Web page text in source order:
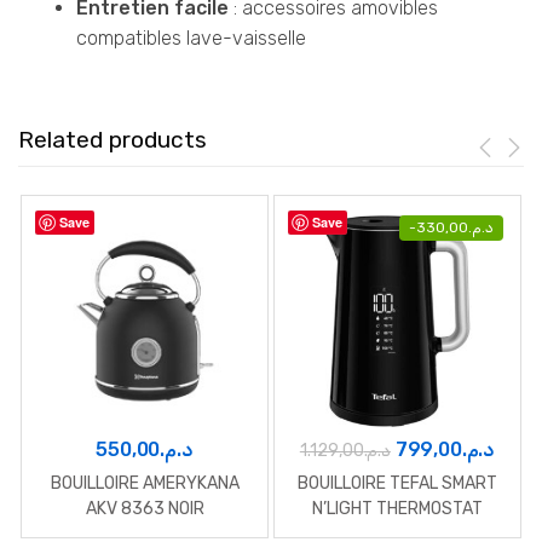
Entretien facile : accessoires amovibles
compatibles lave-vaisselle
Related products
Save
د.م.550,00
BOUILLOIRE AMERYKANA
AKV 8363 NOIR
Save - د.م.330,00
د.م.1.129,00
Le
prix
initial
د.م.799,00
prix
BOUILLOIRE TEFAL SMART
N’LIGHT THERMOSTAT
REGLABLE NOIR